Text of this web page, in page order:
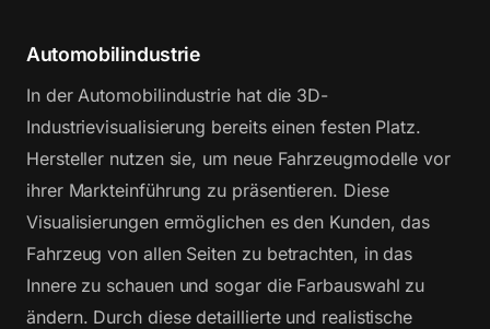
Automobilindustrie
In der Automobilindustrie hat die 3D-
Industrievisualisierung bereits einen festen Platz.
Hersteller nutzen sie, um neue Fahrzeugmodelle vor
ihrer Markteinführung zu präsentieren. Diese
Visualisierungen ermöglichen es den Kunden, das
Fahrzeug von allen Seiten zu betrachten, in das
Innere zu schauen und sogar die Farbauswahl zu
ändern. Durch diese detaillierte und realistische